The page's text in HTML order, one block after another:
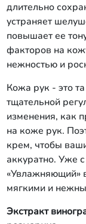
длительно
устраняет
повышает ее
факторов на
нежностью и
Кожа рук - это
тщательной
изменения, как
на коже рук.
крем, чтобы
аккуратно. Уже
«Увлажняющий»
мягкими и
Экстракт